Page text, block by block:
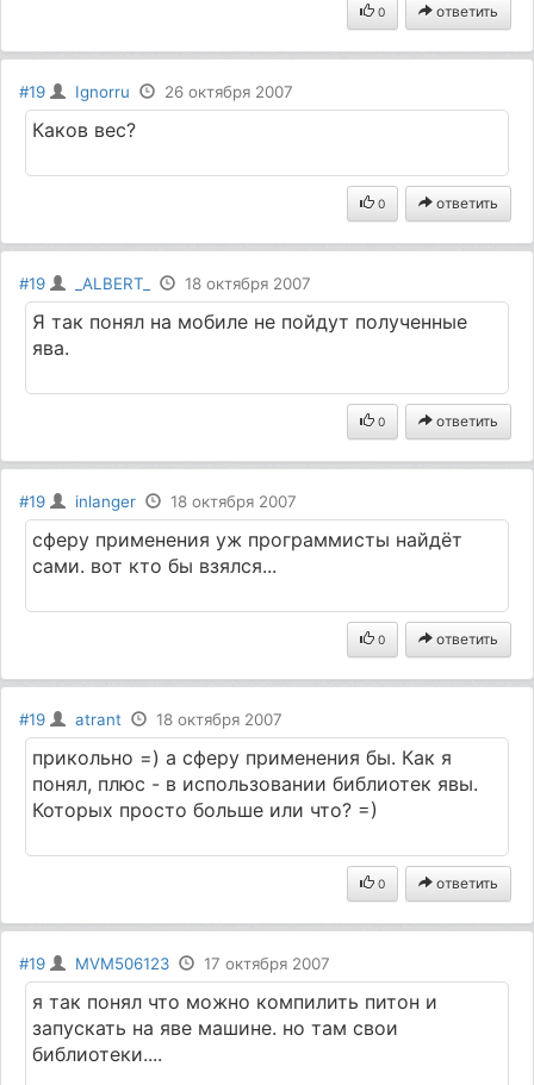
0 ответить
#19 Ignorru 26 октября 2007
Каков вес?
0 ответить
#19 _ALBERT_ 18 октября 2007
Я так понял на мобиле не пойдут полученные
ява.
0 ответить
#19 inlanger 18 октября 2007
сферу применения уж программисты найдёт
сами. вот кто бы взялся...
0 ответить
#19 atrant 18 октября 2007
прикольно =) а сферу применения бы. Как я
понял, плюс - в использовании библиотек явы.
Которых просто больше или что? =)
0 ответить
#19 MVM506123 17 октября 2007
я так понял что можно компилить питон и
запускать на яве машине. но там свои
библиотеки....